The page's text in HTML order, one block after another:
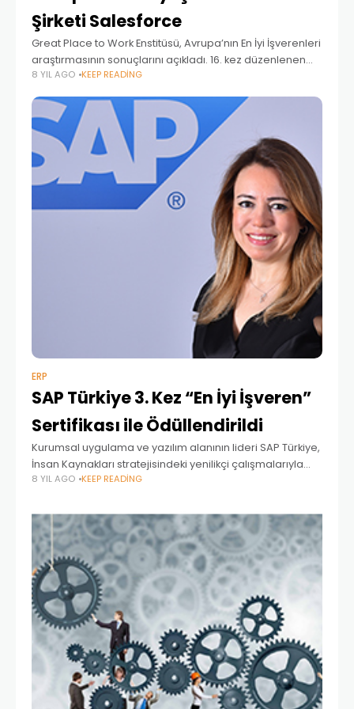
Şirketi Salesforce
Great Place to Work Enstitüsü, Avrupa’nın En İyi İşverenleri
araştırmasının sonuçlarını açıkladı. 16. kez düzenlenen
araştırmaya 19 ülkeden, 2.800 şirket katıldı. Araştırmada
toplam 1,6 milyon çalışan temsil edildi. Dünya çapında
8 YIL AGO KEEP READING
ERP
SAP Türkiye 3. Kez “En İyi İşveren”
Sertifikası ile Ödüllendirildi
Kurumsal uygulama ve yazılım alanının lideri SAP Türkiye,
İnsan Kaynakları stratejisindeki yenilikçi çalışmalarıyla
Top Employers Institute tarafından bu yıl da “En İyi
Employers
8 YIL AGO KEEP READING